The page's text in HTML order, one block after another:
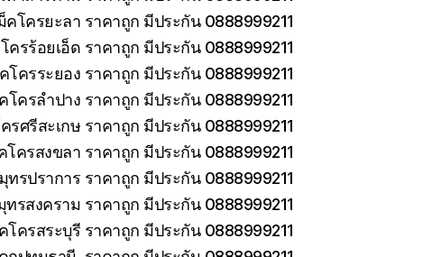
โครยะลา ราคาถูก มีประกัน 0888999211
รร้อยเอ็ด ราคาถูก มีประกัน 0888999211
ครระยอง ราคาถูก มีประกัน 0888999211
ครลำปาง ราคาถูก มีประกัน 0888999211
ศรีสะเกษ ราคาถูก มีประกัน 0888999211
ครสงขลา ราคาถูก มีประกัน 0888999211
รปราการ ราคาถูก มีประกัน 0888999211
รสงคราม ราคาถูก มีประกัน 0888999211
ครสระบุรี ราคาถูก มีประกัน 0888999211